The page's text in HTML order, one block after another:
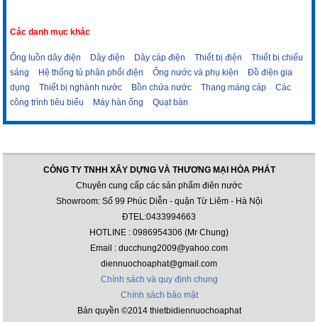
Các danh mục khác
Ống luồn dây điện Dây điện Dây cáp điện Thiết bị điện
Thiết bị chiếu
sáng
Hệ thống tủ phân phối điện Ống nước và phụ kiện
Đồ điện gia
dụng
Thiết bị nghành nước Bồn chứa nước Thang máng cáp
Các
công trình tiêu biểu
Máy hàn ống Quạt bàn
CÔNG TY TNHH XÂY DỰNG VÀ THƯƠNG MẠI HÒA PHÁT
Chuyên cung cấp các sản phẩm điên nước
Showroom: Số 99 Phúc Diễn - quận Từ Liêm - Hà Nội
ĐTEL:0433994663
HOTLINE : 0986954306 (Mr Chung)
Email : ducchung2009@yahoo.com
diennuochoaphat@gmail.com
Chính sách và quy định chung
Chính sách bảo mật
Bản quyền ©2014 thietbidiennuochoaphat